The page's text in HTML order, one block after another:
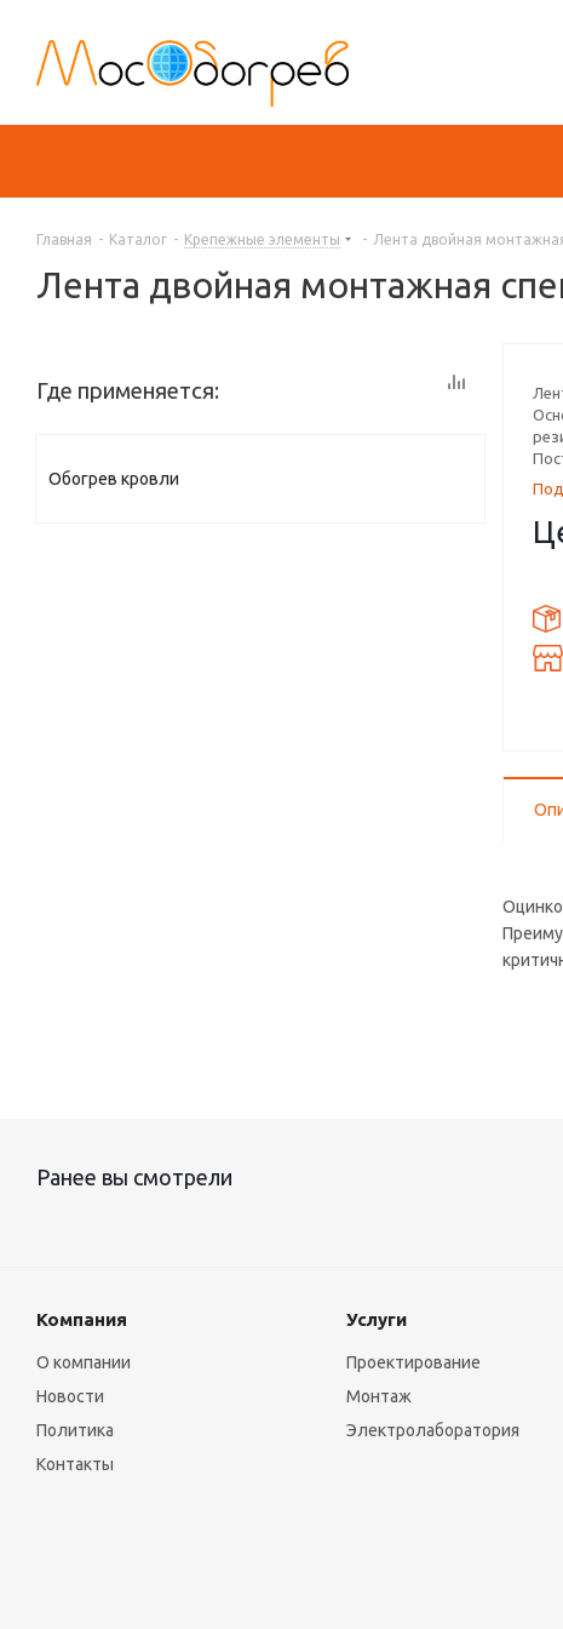
Главная - Каталог - Крепежные элементы - Лента двойная
Лента двойная монтажная
Где применяется:
Обогрев кровли
Ранее вы смотрели
Компания
О компании
Новости
Политика
Контакты
Услуги
Проектирование
Монтаж
Электролаборатория